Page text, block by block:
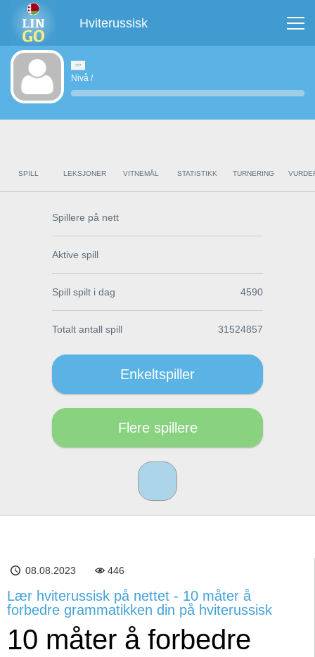
Hviterussisk
Nivå /
SPILL LEKSJONER VITNEMÅL STATISTIKK TURNERING
Spillere på nett
Aktive spill
Spill spilt i dag 4590
Totalt antall spill 31524857
Enkeltspiller
Flere spillere
08.08.2023 446
Lær hviterussisk på nettet - 10 måter å
forbedre grammatikken din på hviterussisk
10 måter å forbedre